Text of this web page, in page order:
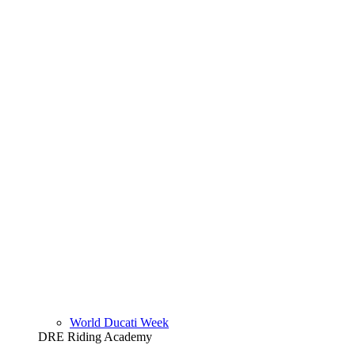
World Ducati Week
DRE Riding Academy